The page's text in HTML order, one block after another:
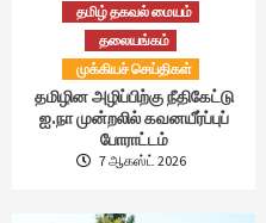
தமிழ் தகவல் மையம்
தலையங்கம்
முக்கியச் செய்திகள்
தமிழின அழிப்பிற்கு நீதிகேட்டு
ஐ.நா முன்றலில் கவனயீர்ப்புப்
போராட்டம்
7 ஆகஸ்ட் 2026